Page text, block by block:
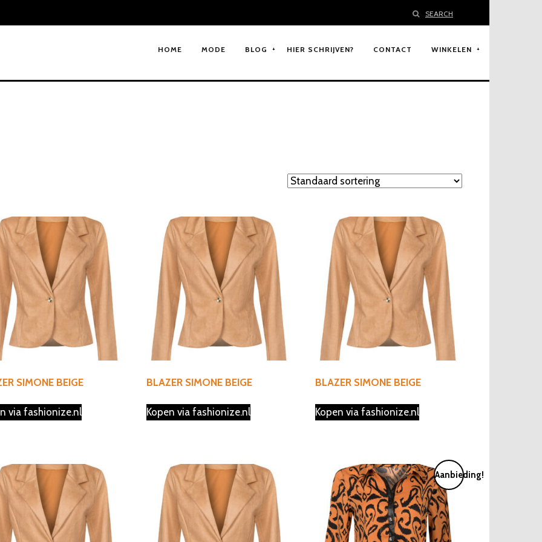
SEARCH
HOME MODE BLOG HIER SCHRIJVEN? CONTACT WINKELEN
SIMONE BEIGE
via fashionize.nl
BLAZER SIMONE BEIGE
Kopen via fashionize.nl
BLAZER SIMONE BEIGE
Kopen via fashionize.nl
Aanbieding!